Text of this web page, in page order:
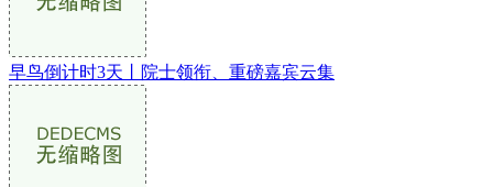
早鸟倒计时3天丨院士领衔、重磅嘉宾云集